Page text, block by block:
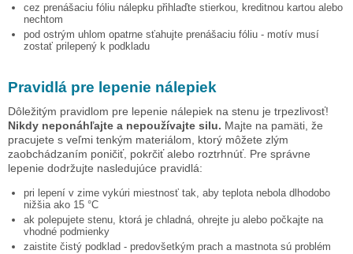
cez prenášaciu fóliu nálepku přihlaďte stierkou, kreditnou kartou alebo
nechtom
pod ostrým uhlom opatrne sťahujte prenášaciu fóliu - motív musí
zostať prilepený k podkladu
Pravidlá pre lepenie nálepiek
Dôležitým pravidlom pre lepenie nálepiek na stenu je trpezlivosť!
Nikdy neponáhľajte a nepoužívajte silu. Majte na pamäti, že
pracujete s veľmi tenkým materiálom, ktorý môžete zlým
zaobchádzaním poničiť, pokrčiť alebo roztrhnúť. Pre správne
lepenie dodržujte nasledujúce pravidlá:
pri lepení v zime vykúri miestnosť tak, aby teplota nebola dlhodobo
nižšia ako 15 °C
ak polepujete stenu, ktorá je chladná, ohrejte ju alebo počkajte na
vhodné podmienky
zaistite čistý podklad - predovšetkým prach a mastnota sú problém